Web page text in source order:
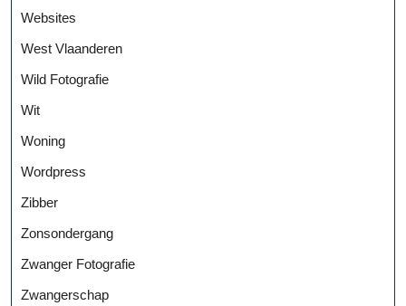
Websites
West Vlaanderen
Wild Fotografie
Wit
Woning
Wordpress
Zibber
Zonsondergang
Zwanger Fotografie
Zwangerschap